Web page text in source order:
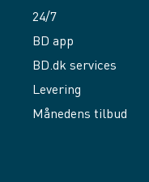
24/7
BD app
BD.dk services
Levering
Månedens tilbud